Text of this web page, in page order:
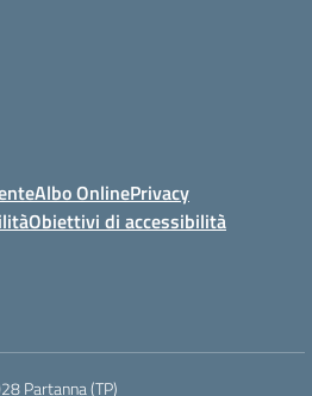
Albo OnlinePrivacy
Obiettivi di accessibilità
Partanna (TP)